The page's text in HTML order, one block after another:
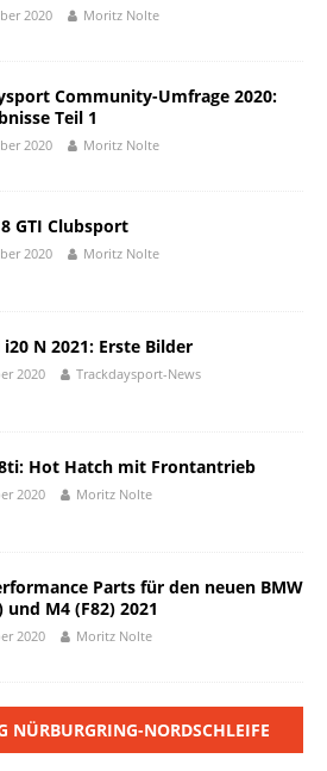
2020 Moritz Nolte
Community-Umfrage 2020:
Teil 1
2020 Moritz Nolte
GTI Clubsport
2020 Moritz Nolte
N 2021: Erste Bilder
2020 Trackdaysport-News
Hot Hatch mit Frontantrieb
2020 Moritz Nolte
Parts für den neuen BMW
und M4 (F82) 2021
2020 Moritz Nolte
NÜRBURGRING-NORDSCHLEIFE